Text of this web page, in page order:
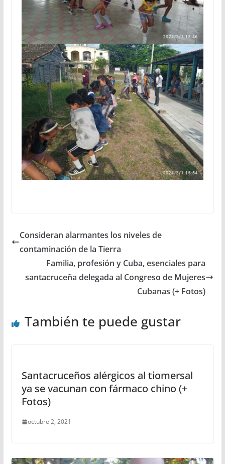
Consideran alarmantes los niveles de
contaminación de la Tierra
Familia, profesión y Cuba, esenciales para
santacruceña delegada al Congreso de Mujeres
Cubanas (+ Fotos)
También te puede gustar
Santacruceños alérgicos al tiomersal
ya se vacunan con fármaco chino (+
Fotos)
octubre 2, 2021